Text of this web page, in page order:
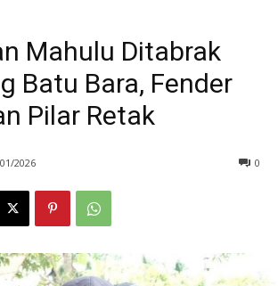
Mahulu Ditabrak
Batu Bara, Fender
Pilar Retak
2026 0